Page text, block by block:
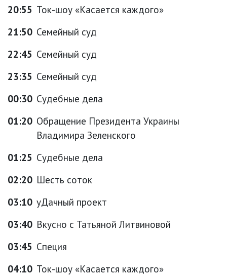
20:55 Ток-шоу «Касается каждого»
21:50 Семейный суд
22:45 Семейный суд
23:35 Семейный суд
00:30 Судебные дела
01:20 Обращение Президента Украины
Владимира Зеленского
01:25 Судебные дела
02:20 Шесть соток
03:10 уДачный проект
03:40 Вкусно с Татьяной Литвиновой
03:45 Специя
04:10 Ток-шоу «Касается каждого»